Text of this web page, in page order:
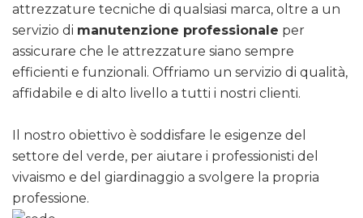
attrezzature tecniche di qualsiasi marca, oltre a un
servizio di manutenzione professionale per
assicurare che le attrezzature siano sempre
efficienti e funzionali. Offriamo un servizio di qualità,
affidabile e di alto livello a tutti i nostri clienti.
Il nostro obiettivo è soddisfare le esigenze del
settore del verde, per aiutare i professionisti del
vivaismo e del giardinaggio a svolgere la propria
professione.